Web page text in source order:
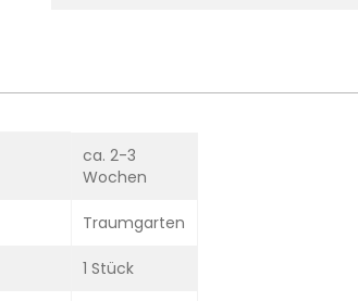
ca. 2-3
Wochen
Traumgarten
1 Stück